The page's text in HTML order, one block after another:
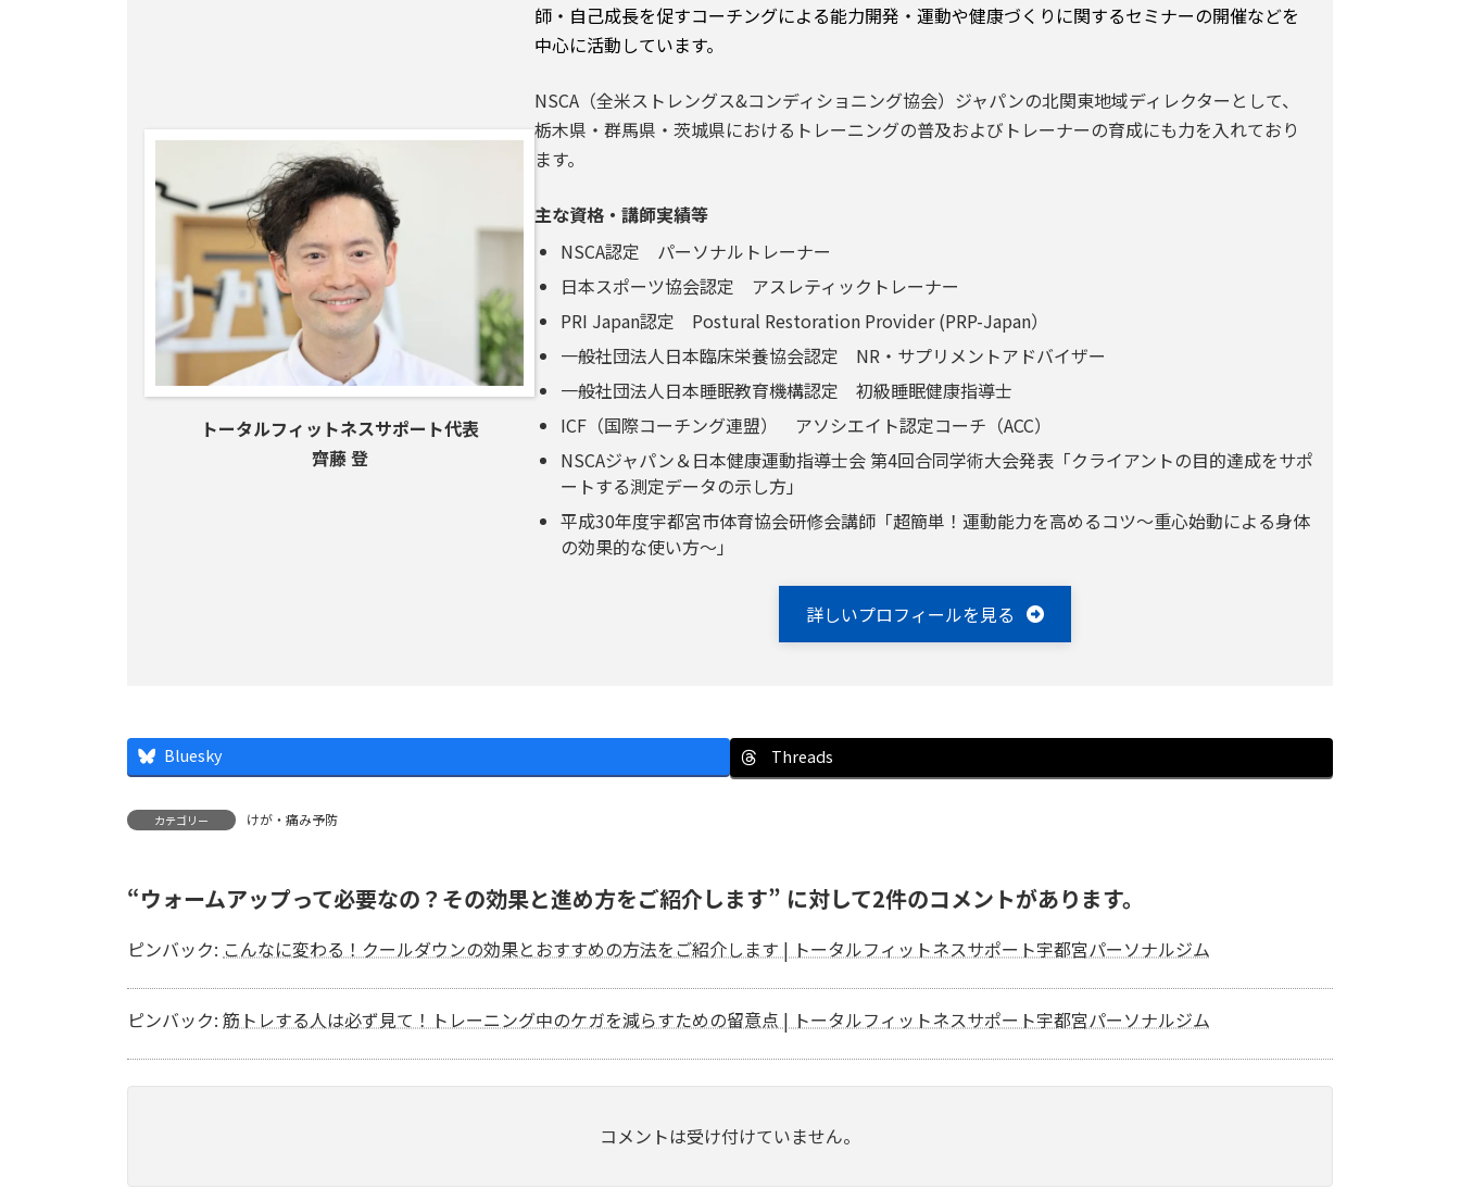
トータルフィットネスサポート代表
齊藤 登
師・自己成長を促すコーチングによる能力開発・運動や健康づくりに関するセミナーの開催などを
中心に活動しています。
NSCA（全米ストレングス&コンディショニング協会）ジャパンの北関東地域ディレクターとして、
栃木県・群馬県・茨城県におけるトレーニングの普及およびトレーナーの育成にも力を入れており
ます。
主な資格・講師実績等
NSCA認定 パーソナルトレーナー
日本スポーツ協会認定 アスレティックトレーナー
PRI Japan認定 Postural Restoration Provider (PRP-Japan）
一般社団法人日本臨床栄養協会認定 NR・サプリメントアドバイザー
一般社団法人日本睡眠教育機構認定 初級睡眠健康指導士
ICF（国際コーチング連盟） アソシエイト認定コーチ（ACC）
NSCAジャパン＆日本健康運動指導士会 第4回合同学術大会発表「クライアントの目的達成をサポ
ートする測定データの示し方」
平成30年度宇都宮市体育協会研修会講師「超簡単！運動能力を高めるコツ～重心始動による身体
の効果的な使い方～」
詳しいプロフィールを見る
Bluesky Threads
カテゴリー けが・痛み予防
“ウォームアップって必要なの？その効果と進め方をご紹介します” に対して2件のコメントがあります。
ピンバック: こんなに変わる！クールダウンの効果とおすすめの方法をご紹介します | トータルフィットネスサポート宇都宮パーソナルジム
ピンバック: 筋トレする人は必ず見て！トレーニング中のケガを減らすための留意点 | トータルフィットネスサポート宇都宮パーソナルジム
コメントは受け付けていません。